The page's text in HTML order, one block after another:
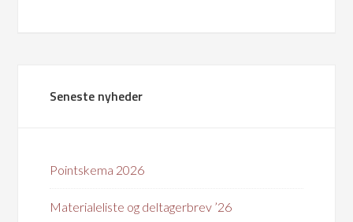
Seneste nyheder
Pointskema 2026
Materialeliste og deltagerbrev ’26